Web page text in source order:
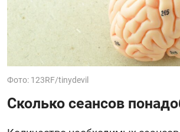
Фото: 123RF/tinydevil
Сколько сеансов